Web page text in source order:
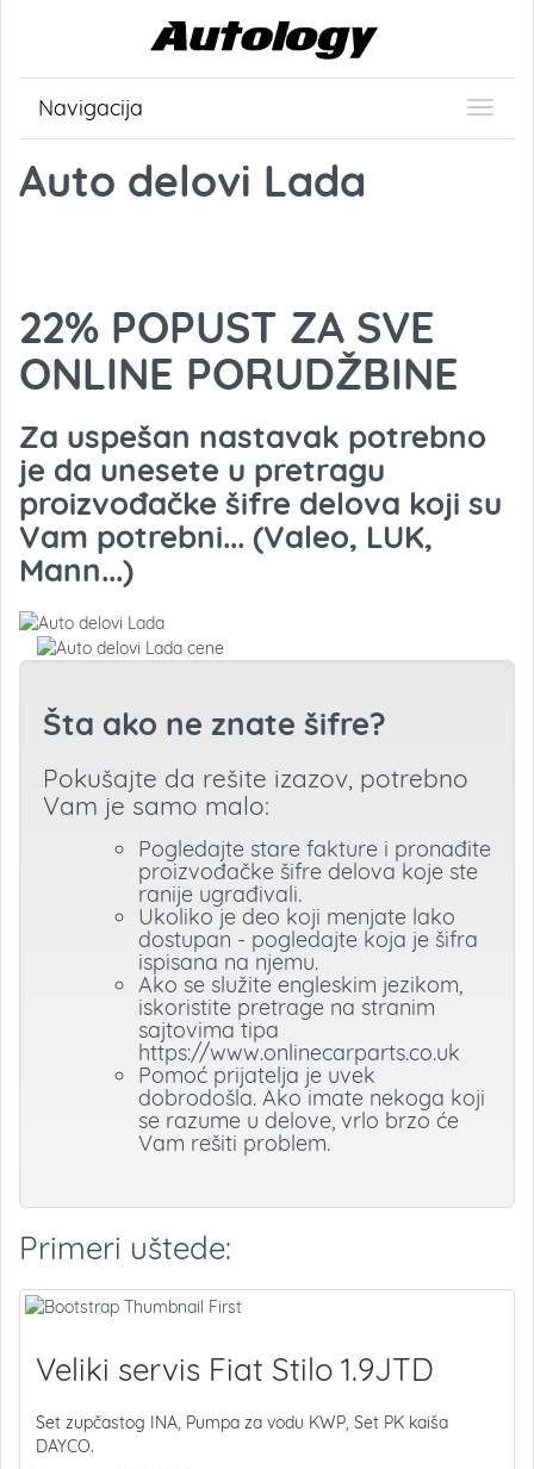
Navigacija
Auto delovi Lada
22% POPUST ZA SVE
ONLINE PORUDŽBINE
Za uspešan nastavak potrebno
je da unesete u pretragu
proizvođačke šifre delova koji su
Vam potrebni... (Valeo, LUK,
Mann...)
Šta ako ne znate šifre?
Pokušajte da rešite izazov, potrebno
Vam je samo malo:
Pogledajte stare fakture i pronađite
proizvođačke šifre delova koje ste
ranije ugrađivali.
Ukoliko je deo koji menjate lako
dostupan - pogledajte koja je šifra
ispisana na njemu.
Ako se služite engleskim jezikom,
iskoristite pretrage na stranim
sajtovima tipa
https://www.onlinecarparts.co.uk
Pomoć prijatelja je uvek
dobrodošla. Ako imate nekoga koji
se razume u delove, vrlo brzo će
Vam rešiti problem.
Primeri uštede:
Veliki servis Fiat Stilo 1.9JTD
Set zupčastog INA, Pumpa za vodu KWP, Set PK kaiša
DAYCO.